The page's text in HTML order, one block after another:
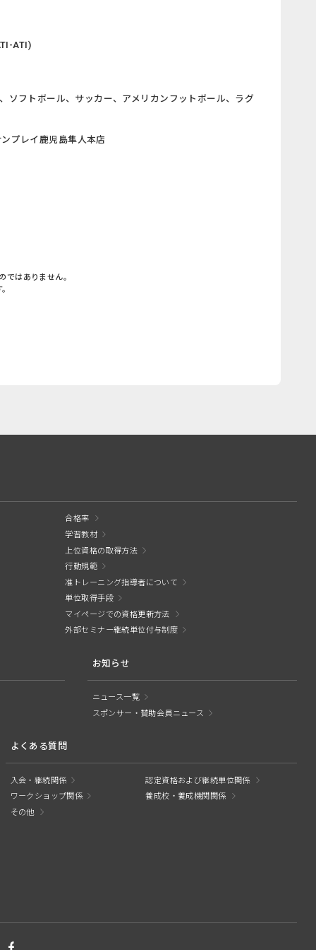
ATI)
ソフトボール、サッカー、アメリカンフットボール、ラグ
プレイ鹿児島隼人本店
はありません。
合格率
学習教材
上位資格の取得方法
行動規範
准トレーニング指導者について
単位取得手段
マイページでの資格更新方法
外部セミナー継続単位付与制度
お知らせ
ニュース一覧
スポンサー・賛助会員ニュース
よくある質問
入会・継続関係
認定資格および継続単位関係
ワークショップ関係
養成校・養成機関関係
その他